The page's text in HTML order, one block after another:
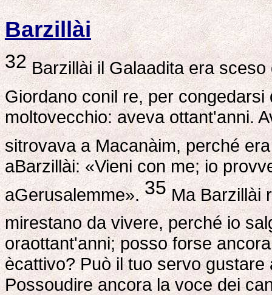
Barzillài
32Barzillài il Galaadita era
Giordano conil re, per
moltovecchio: aveva ottant'anni.
sitrovava a Macanàim, perché
aBarzillài: «Vieni con me; io
aGerusalemme».35Ma Barzillài
mirestano da vivere, perché io
oraottant'anni; posso forse
ècattivo? Può il tuo servo
Possoudire ancora la voce dei